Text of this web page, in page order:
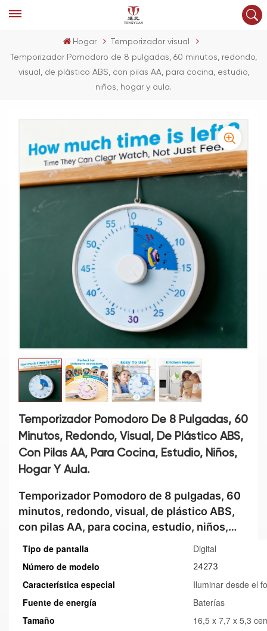
Hogar
Temporizador visual
Temporizador Pomodoro de 8 pulgadas, 60 minutos, redondo,
visual, de plástico ABS, con pilas AA, para cocina, estudio,
niños, hogar y aula.
Temporizador Pomodoro De 8 Pulgadas, 60
Minutos, Redondo, Visual, De Plástico ABS,
Con Pilas AA, Para Cocina, Estudio, Niños,
Hogar Y Aula.
Temporizador Pomodoro de 8 pulgadas, 60
minutos, redondo, visual, de plástico ABS,
con pilas AA, para cocina, estudio, niños,
Tipo de pantalla
Digital
Número de modelo
24273
Característica especial
Iluminar desde el
Fuente de energía
Baterías
Tamaño
16,5 x 7,7 x 5,3